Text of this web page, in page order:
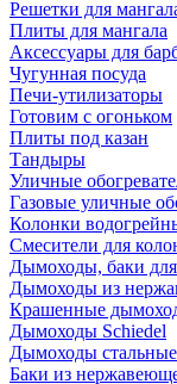
Решетки для
Плиты для мангала
Аксессуары для
Чугунная посуда
Печи-утилизаторы
Готовим с огоньком
Плиты под казан
Тандыры
Уличные
Газовые уличные
Колонки
Смесители для
Дымоходы, баки
Дымоходы из
Крашенные
Дымоходы Schiedel
Дымоходы
Баки из